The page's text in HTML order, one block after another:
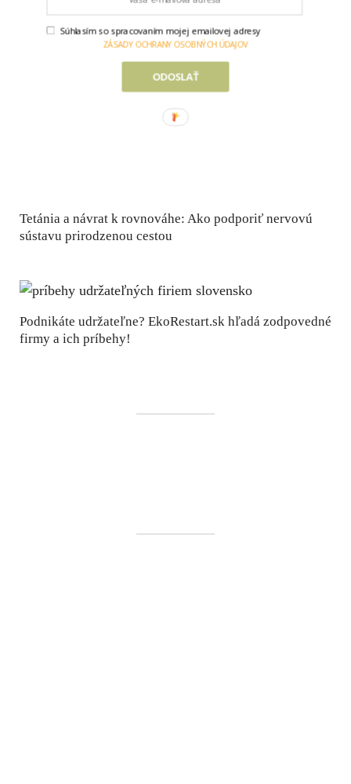
Tetánia a návrat k rovnováhe: Ako podporiť nervovú
sústavu prirodzenou cestou
Podnikáte udržateľne? EkoRestart.sk hľadá zodpovedné
firmy a ich príbehy!
ODOSLAŤ
Súhlasím so spracovaním mojej emailovej adresy
ZÁSADY OCHRANY OSOBNÝCH ÚDAJOV